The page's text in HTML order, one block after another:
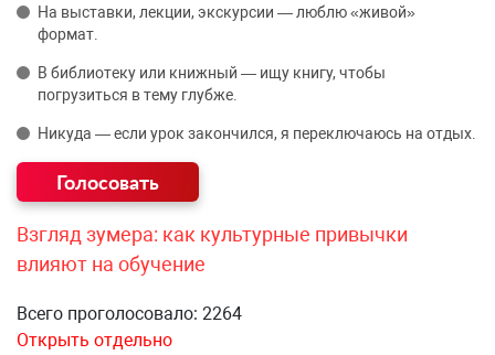
На выставки, лекции, экскурсии — люблю «живой»
формат.
В библиотеку или книжный — ищу книгу, чтобы
погрузиться в тему глубже.
Никуда — если урок закончился, я переключаюсь на отдых.
Взгляд зумера: как культурные привычки
влияют на обучение
Всего проголосовало: 2264
Открыть отдельно